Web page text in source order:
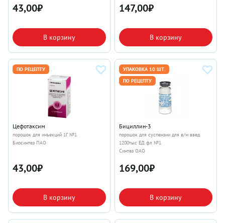
43,00₽
В корзину
147,00₽
В корзину
ПО РЕЦЕПТУ
Цефотаксим
порошок для инъекций 1Г №1
Биосинтез ПАО
43,00₽
В корзину
УПАКОВКА 10 ШТ.
ПО РЕЦЕПТУ
Бициллин-3
порошок для суспензии для в/м введ
1200тыс ЕД фл №1
Синтез ОАО
169,00₽
В корзину